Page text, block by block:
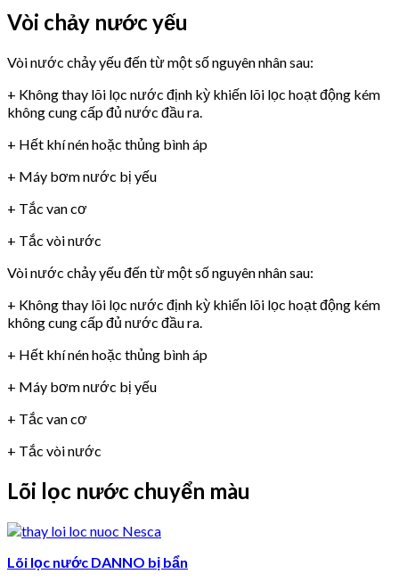
Vòi chảy nước yếu
Vòi nước chảy yếu đến từ một số nguyên nhân sau:
+ Không thay lõi lọc nước định kỳ khiến lõi lọc hoạt động kém
không cung cấp đủ nước đầu ra.
+ Hết khí nén hoặc thủng bình áp
+ Máy bơm nước bị yếu
+ Tắc van cơ
+ Tắc vòi nước
Vòi nước chảy yếu đến từ một số nguyên nhân sau:
+ Không thay lõi lọc nước định kỳ khiến lõi lọc hoạt động kém
không cung cấp đủ nước đầu ra.
+ Hết khí nén hoặc thủng bình áp
+ Máy bơm nước bị yếu
+ Tắc van cơ
+ Tắc vòi nước
Lõi lọc nước chuyển màu
Lõi lọc nước DANNO bị bẩn